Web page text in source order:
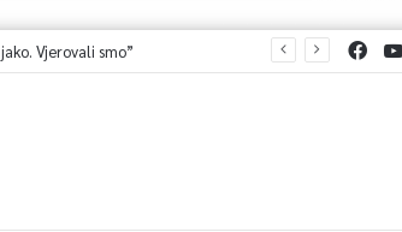
Vjerovali smo”